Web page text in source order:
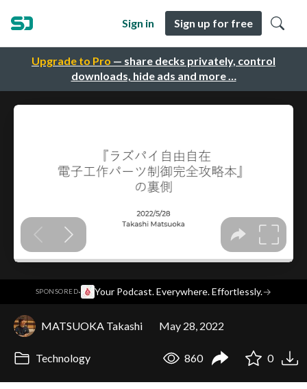
Upgrade to Pro — share decks privately, control
downloads, hide ads and more …
Sign in Sign up for free
SPONSORED· Your Podcast. Everywhere. Effortlessly.→
MATSUOKA Takashi May 28, 2022
Technology 860 0